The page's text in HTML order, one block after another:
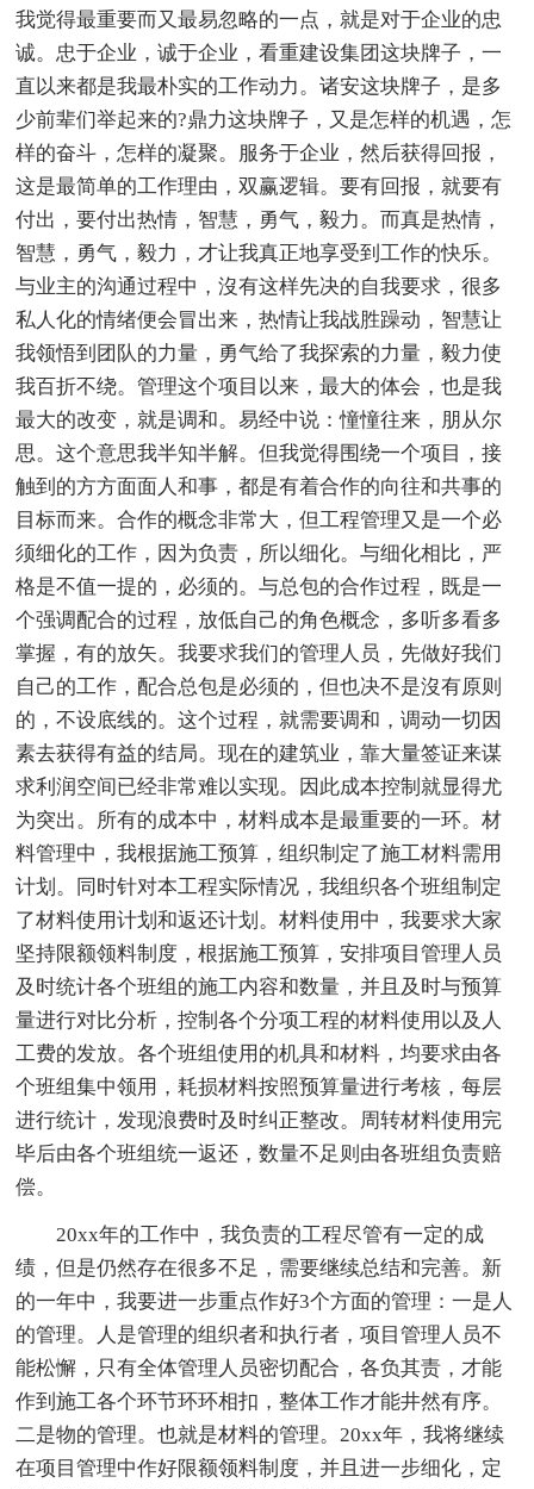
我觉得最重要而又最易忽略的一点，就是对于企业的忠
诚。忠于企业，诚于企业，看重建设集团这块牌子，一
直以来都是我最朴实的工作动力。诸安这块牌子，是多
少前辈们举起来的?鼎力这块牌子，又是怎样的机遇，怎
样的奋斗，怎样的凝聚。服务于企业，然后获得回报，
这是最简单的工作理由，双赢逻辑。要有回报，就要有
付出，要付出热情，智慧，勇气，毅力。而真是热情，
智慧，勇气，毅力，才让我真正地享受到工作的快乐。
与业主的沟通过程中，沒有这样先决的自我要求，很多
私人化的情绪便会冒出来，热情让我战胜躁动，智慧让
我领悟到团队的力量，勇气给了我探索的力量，毅力使
我百折不绕。管理这个项目以来，最大的体会，也是我
最大的改变，就是调和。易经中说：憧憧往来，朋从尔
思。这个意思我半知半解。但我觉得围绕一个项目，接
触到的方方面面人和事，都是有着合作的向往和共事的
目标而来。合作的概念非常大，但工程管理又是一个必
须细化的工作，因为负责，所以细化。与细化相比，严
格是不值一提的，必须的。与总包的合作过程，既是一
个强调配合的过程，放低自己的角色概念，多听多看多
掌握，有的放矢。我要求我们的管理人员，先做好我们
自己的工作，配合总包是必须的，但也决不是沒有原则
的，不设底线的。这个过程，就需要调和，调动一切因
素去获得有益的结局。现在的建筑业，靠大量签证来谋
求利润空间已经非常难以实现。因此成本控制就显得尤
为突出。所有的成本中，材料成本是最重要的一环。材
料管理中，我根据施工预算，组织制定了施工材料需用
计划。同时针对本工程实际情况，我组织各个班组制定
了材料使用计划和返还计划。材料使用中，我要求大家
坚持限额领料制度，根据施工预算，安排项目管理人员
及时统计各个班组的施工内容和数量，并且及时与预算
量进行对比分析，控制各个分项工程的材料使用以及人
工费的发放。各个班组使用的机具和材料，均要求由各
个班组集中领用，耗损材料按照预算量进行考核，每层
进行统计，发现浪费时及时纠正整改。周转材料使用完
毕后由各个班组统一返还，数量不足则由各班组负责赔
偿。
20xx年的工作中，我负责的工程尽管有一定的成
绩，但是仍然存在很多不足，需要继续总结和完善。新
的一年中，我要进一步重点作好3个方面的管理：一是人
的管理。人是管理的组织者和执行者，项目管理人员不
能松懈，只有全体管理人员密切配合，各负其责，才能
作到施工各个环节环环相扣，整体工作才能井然有序。
二是物的管理。也就是材料的管理。20xx年，我将继续
在项目管理中作好限额领料制度，并且进一步细化，定